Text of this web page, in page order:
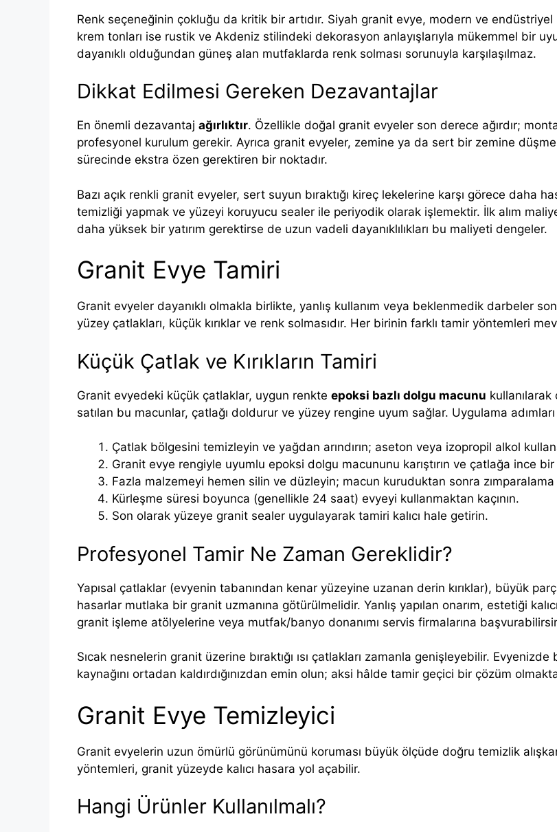
Renk seçeneğinin çokluğu da kritik bir artıdır. Siyah granit evye, modern ve
krem tonları ise rustik ve Akdeniz stilindeki dekorasyon anlayışlarıyla mükemmel bir
dayanıklı olduğundan güneş alan mutfaklarda renk solması sorunuyla karşılaşılmaz.
Dikkat Edilmesi Gereken Dezavantajlar
En önemli dezavantaj ağırlıktır. Özellikle doğal granit evyeler son derece ağırdır;
profesyonel kurulum gerekir. Ayrıca granit evyeler, zemine ya da sert bir zemine
sürecinde ekstra özen gerektiren bir noktadır.
Bazı açık renkli granit evyeler, sert suyun bıraktığı kireç lekelerine karşı görece daha
temizliği yapmak ve yüzeyi koruyucu sealer ile periyodik olarak işlemektir. İlk alım
daha yüksek bir yatırım gerektirse de uzun vadeli dayanıklılıkları bu maliyeti dengeler.
Granit Evye Tamiri
Granit evyeler dayanıklı olmakla birlikte, yanlış kullanım veya beklenmedik darbeler
yüzey çatlakları, küçük kırıklar ve renk solmasıdır. Her birinin farklı tamir yöntemleri
Küçük Çatlak ve Kırıkların Tamiri
Granit evyedeki küçük çatlaklar, uygun renkte epoksi bazlı dolgu macunu
satılan bu macunlar, çatlağı doldurur ve yüzey rengine uyum sağlar. Uygulama
Çatlak bölgesini temizleyin ve yağdan arındırın; aseton veya izopropil alkol
Granit evye rengiyle uyumlu epoksi dolgu macununu karıştırın ve çatlağa ince bir
Fazla malzemeyi hemen silin ve düzleyin; macun kuruduktan sonra
Kürleşme süresi boyunca (genellikle 24 saat) evyeyi kullanmaktan kaçının.
Son olarak yüzeye granit sealer uygulayarak tamiri kalıcı hale getirin.
Profesyonel Tamir Ne Zaman Gereklidir?
Yapısal çatlaklar (evyenin tabanından kenar yüzeyine uzanan derin kırıklar), büyük
hasarlar mutlaka bir granit uzmanına götürülmelidir. Yanlış yapılan onarım, estetiği
granit işleme atölyelerine veya mutfak/banyo donanımı servis firmalarına
Sıcak nesnelerin granit üzerine bıraktığı ısı çatlakları zamanla genişleyebilir.
kaynağını ortadan kaldırdığınızdan emin olun; aksi hâlde tamir geçici bir çözüm
Granit Evye Temizleyici
Granit evyelerin uzun ömürlü görünümünü koruması büyük ölçüde doğru temizlik
yöntemleri, granit yüzeyde kalıcı hasara yol açabilir.
Hangi Ürünler Kullanılmalı?